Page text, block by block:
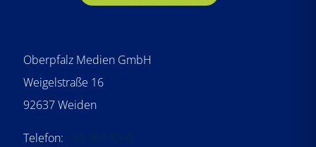
Oberpfalz Medien GmbH
Weigelstraße 16
92637 Weiden
Telefon:
+49 961 85-0